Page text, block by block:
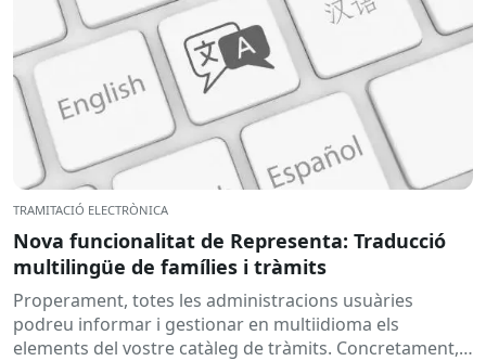
TRAMITACIÓ ELECTRÒNICA
Nova funcionalitat de Representa: Traducció
multilingüe de famílies i tràmits
Properament, totes les administracions usuàries
podreu informar i gestionar en multiidioma els
elements del vostre catàleg de tràmits. Concretament,